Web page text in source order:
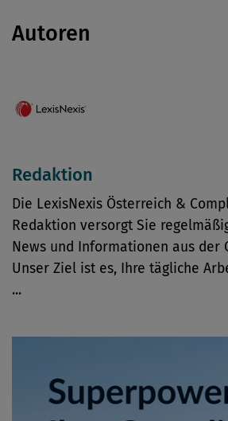
Autoren
Redaktion
Die LexisNexis Österreich &
Redaktion versorgt Sie
News und Informationen aus der
Unser Ziel ist es, Ihre tägliche
...